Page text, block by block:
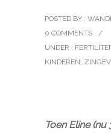
POSTED BY :
0 COMMENTS
/
UNDER :
KINDEREN,
Toen Eline